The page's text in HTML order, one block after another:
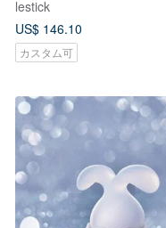
lestick
US$ 146.10
カスタム可